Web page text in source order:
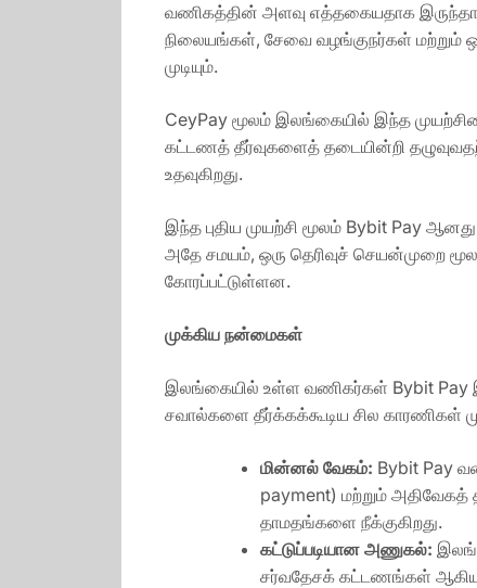
வணிகத்தின் அளவு எத்தகையதாக
நிலையங்கள், சேவை வழங்குநர்கள்
முடியும்.
CeyPay மூலம் இலங்கையில் இந்த
கட்டணத் தீர்வுகளைத் தடையின்றி
உதவுகிறது.
இந்த புதிய முயற்சி மூலம் Bybit Pay
அதே சமயம், ஒரு தெரிவுச் செயன்முறை
கோரப்பட்டுள்ளன.
முக்கிய நன்மைகள்
இலங்கையில் உள்ள வணிகர்கள் Bybit Pay
சவால்களை தீர்க்கக்கூடிய சில காரணிகள்
மின்னல் வேகம்: Bybit Pay
payment) மற்றும் அதிவேகத்
தாமதங்களை நீக்குகிறது.
கட்டுப்படியான அணுகல்:
சர்வதேசக் கட்டணங்கள் ஆகிய